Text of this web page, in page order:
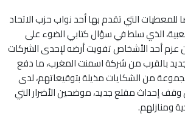
التي تقدم بها أحد نواب حزب الاتحاد
الذي سلط في سؤال كتابي الضوء على
عزم أحد الأشخاص تفويت أرضه لإحدى الشركات
بالقرب من شركة اسمنت المغرب، ما دفع
من الشكايات مذيلة بتوقيعاتهم، لدى
وقف إحداث مقلع جديد، موضحين الأضرار التي
ومنازلهم.